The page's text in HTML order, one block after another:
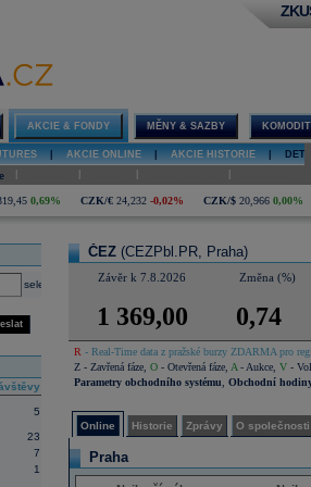
AKCIE & FONDY MĚNY & SAZBY
AKCIE ONLINE AKCIE HISTORIE
0,69% CZK/€ 24,232 -0,02% CZK/$ 20,966 0,00%
select
5
23
7
1
ČEZ (CEZPbl.PR, Praha)
Závěr k 7.8.2026 Změna (%)
1 369,00 0,74
R - Real-Time data z pražské burzy ZDARMA pro
Z - Zavřená fáze O - Otevřená fáze A - Aukce V -
Parametry obchodního systému
Obchodní
Online Historie Zprávy O společnosti
Praha